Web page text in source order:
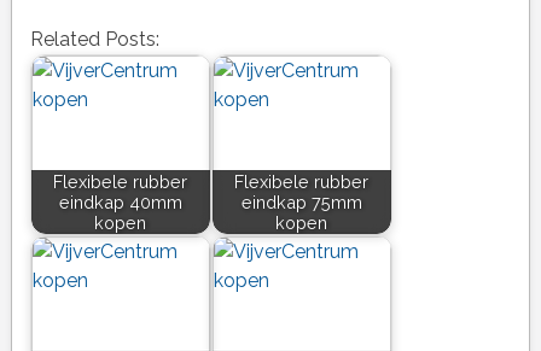
Related Posts:
Flexibele rubber
eindkap 40mm
kopen
Flexibele rubber
eindkap 75mm
kopen